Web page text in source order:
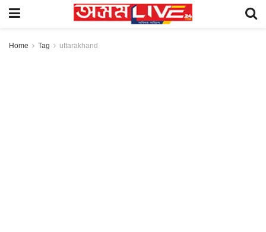
Home Tag uttarakhand